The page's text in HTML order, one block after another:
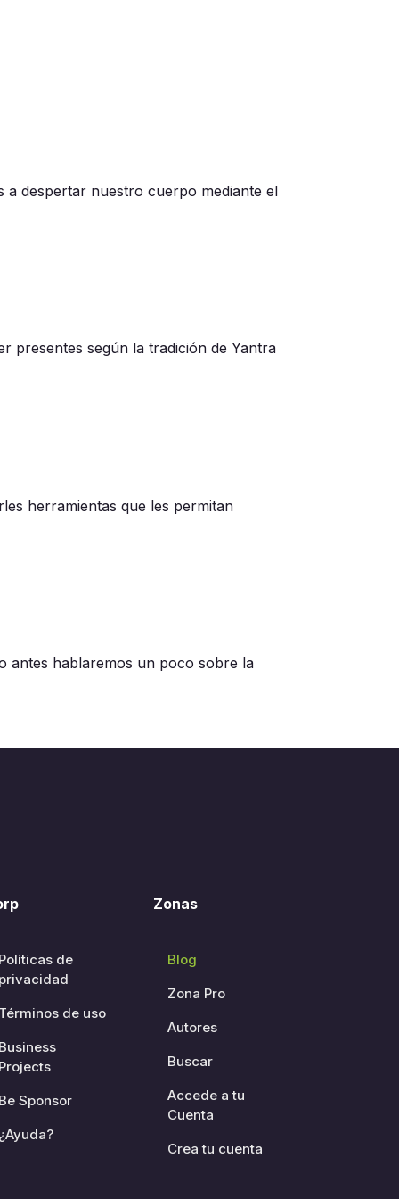
a despertar nuestro cuerpo mediante el
presentes según la tradición de Yantra
herramientas que les permitan
antes hablaremos un poco sobre la
Políticas de
privacidad
Términos de uso
Business
Projects
Be Sponsor
¿Ayuda?
Zonas
Blog
Zona Pro
Autores
Buscar
Accede a tu
Cuenta
Crea tu cuenta